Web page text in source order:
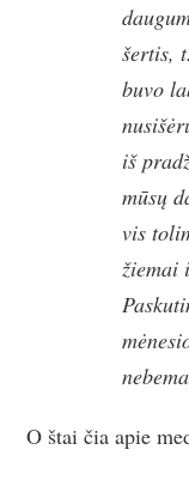
šertis,
buvo
iš
mūsų
vis
žiemai
O štai čia apie